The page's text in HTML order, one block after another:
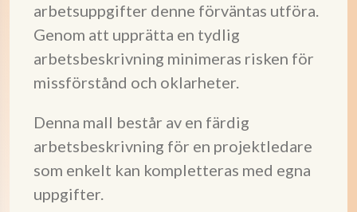
arbetsuppgifter denne förväntas utföra.
Genom att upprätta en tydlig
arbetsbeskrivning minimeras risken för
missförstånd och oklarheter.
Denna mall består av en färdig
arbetsbeskrivning för en projektledare
som enkelt kan kompletteras med egna
uppgifter.